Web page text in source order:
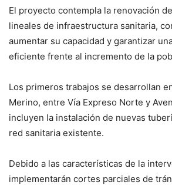
El proyecto contempla la renovación
lineales de infraestructura sanitaria,
aumentar su capacidad y garantizar
eficiente frente al incremento de la
Los primeros trabajos se desarrollan
Merino, entre Vía Expreso Norte y
incluyen la instalación de nuevas
red sanitaria existente.
Debido a las características de la
implementarán cortes parciales de